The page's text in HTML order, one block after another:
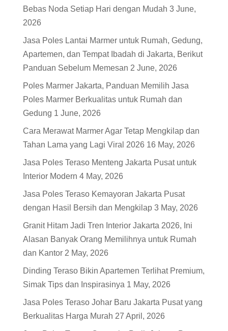
Bebas Noda Setiap Hari dengan Mudah 3 June,
2026
Jasa Poles Lantai Marmer untuk Rumah, Gedung,
Apartemen, dan Tempat Ibadah di Jakarta, Berikut
Panduan Sebelum Memesan 2 June, 2026
Poles Marmer Jakarta, Panduan Memilih Jasa
Poles Marmer Berkualitas untuk Rumah dan
Gedung 1 June, 2026
Cara Merawat Marmer Agar Tetap Mengkilap dan
Tahan Lama yang Lagi Viral 2026 16 May, 2026
Jasa Poles Teraso Menteng Jakarta Pusat untuk
Interior Modern 4 May, 2026
Jasa Poles Teraso Kemayoran Jakarta Pusat
dengan Hasil Bersih dan Mengkilap 3 May, 2026
Granit Hitam Jadi Tren Interior Jakarta 2026, Ini
Alasan Banyak Orang Memilihnya untuk Rumah
dan Kantor 2 May, 2026
Dinding Teraso Bikin Apartemen Terlihat Premium,
Simak Tips dan Inspirasinya 1 May, 2026
Jasa Poles Teraso Johar Baru Jakarta Pusat yang
Berkualitas Harga Murah 27 April, 2026